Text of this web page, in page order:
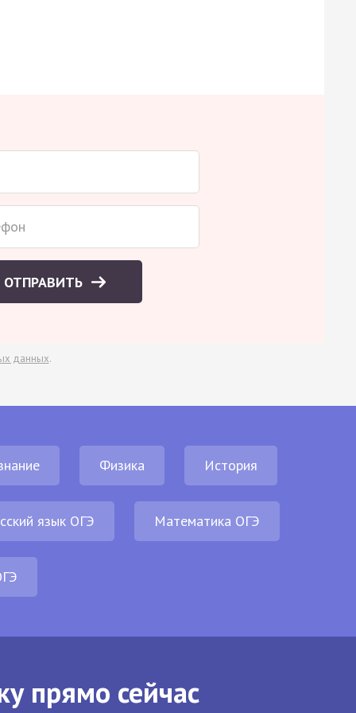
ОТПРАВИТЬ
данных.
Физика История
язык ОГЭ Математика ОГЭ
прямо сейчас